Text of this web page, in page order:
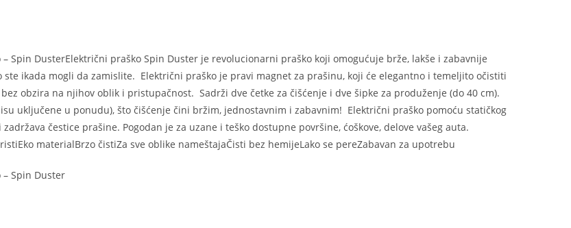
– Spin DusterElektrični praško Spin Duster je revolucionarni praško koji omogućuje brže, lakše i zabavnije
ste ikada mogli da zamislite. Električni praško je pravi magnet za prašinu, koji će elegantno i temeljito očistiti
obzira na njihov oblik i pristupačnost. Sadrži dve četke za čišćenje i dve šipke za produženje (do 40 cm).
uključene u ponudu), što čišćenje čini bržim, jednostavnim i zabavnim! Električni praško pomoću statičkog
čestice prašine. Pogodan je za uzane i teško dostupne površine, ćoškove, delove vašeg auta.
materialBrzo čistiZa sve oblike nameštajaČisti bez hemijeLako se pereZabavan za upotrebu
– Spin Duster